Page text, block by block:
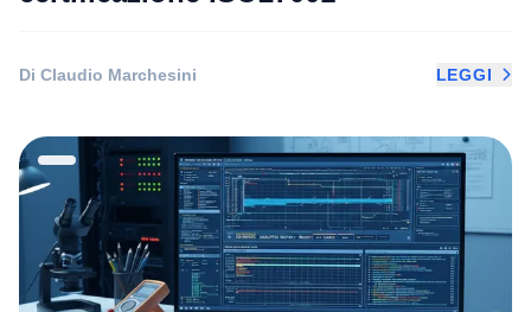
Di Claudio Marchesini LEGGI